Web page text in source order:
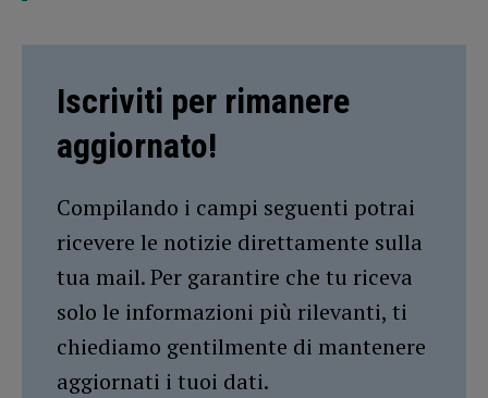
Iscriviti per rimanere
aggiornato!
Compilando i campi seguenti potrai
ricevere le notizie direttamente sulla
tua mail. Per garantire che tu riceva
solo le informazioni più rilevanti, ti
chiediamo gentilmente di mantenere
aggiornati i tuoi dati.